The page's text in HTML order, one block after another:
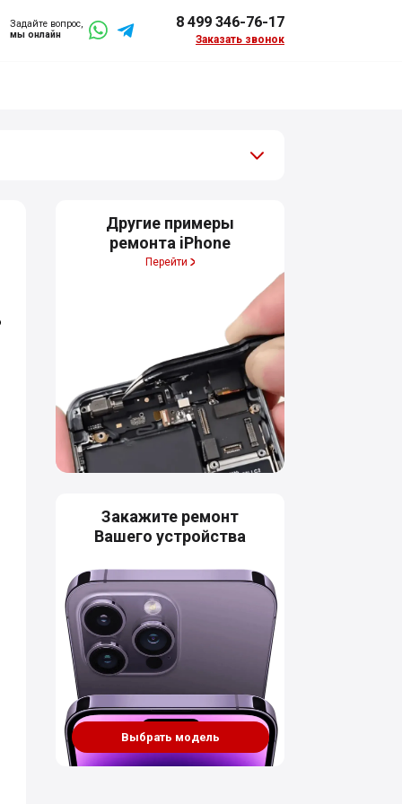
Задайте вопрос,
мы онлайн
8 499 346-76-17
Заказать звонок
Другие примеры
ремонта iPhone
Перейти
Закажите ремонт
Вашего устройства
Выбрать модель